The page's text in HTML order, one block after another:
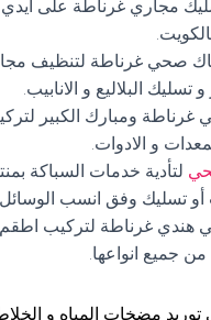
مجاري غرناطة على ايدي
صحي غرناطة لتنظيف
تسليك البلاليع و الانابيب.
ومبارك الكبير
و الادوات.
لتأدية خدمات السباكة
أو تسليك وفق انسب الوسائل
غرناطة لتركيب اطقم
جميع انواعها.
مضخات المياه و